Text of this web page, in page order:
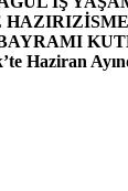
HAZIRIZ
Haziran